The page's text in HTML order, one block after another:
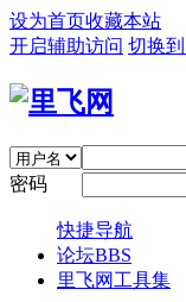
设为首页收藏本站
开启辅助访问 切换
密码
快捷导航
论坛BBS
里飞网工具集